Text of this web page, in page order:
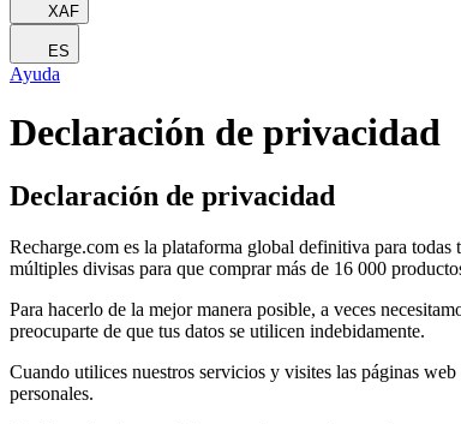
XAF
ES
Ayuda
Declaración de privacidad
Declaración de privacidad
Recharge.com es la plataforma global definitiva para
múltiples divisas para que comprar más de 16 000
Para hacerlo de la mejor manera posible, a veces
preocuparte de que tus datos se utilicen indebidamente.
Cuando utilices nuestros servicios y visites las páginas
personales.